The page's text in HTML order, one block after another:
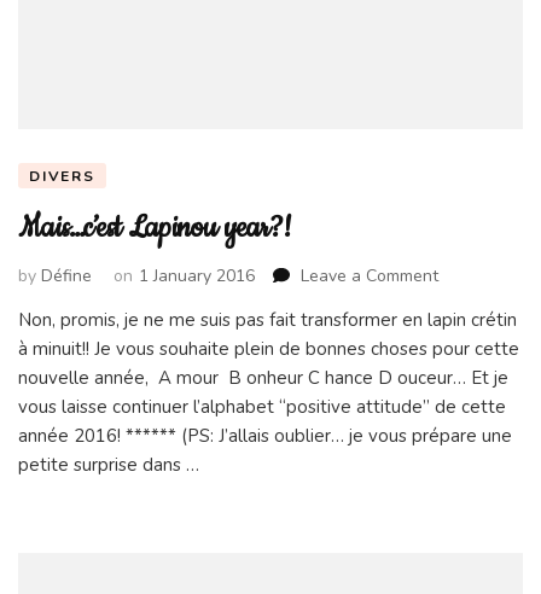
DIVERS
Mais…c’est Lapinou year?!
by Défine on 1 January 2016 Leave a Commenton
c’est
Lapinou
year?!
Non, promis, je ne me suis pas fait transformer en lapin crétin
à minuit!! Je vous souhaite plein de bonnes choses pour cette
nouvelle année, A mour B onheur C hance D ouceur… Et je
vous laisse continuer l’alphabet “positive attitude” de cette
année 2016! ****** (PS: J’allais oublier… je vous prépare une
petite surprise dans …